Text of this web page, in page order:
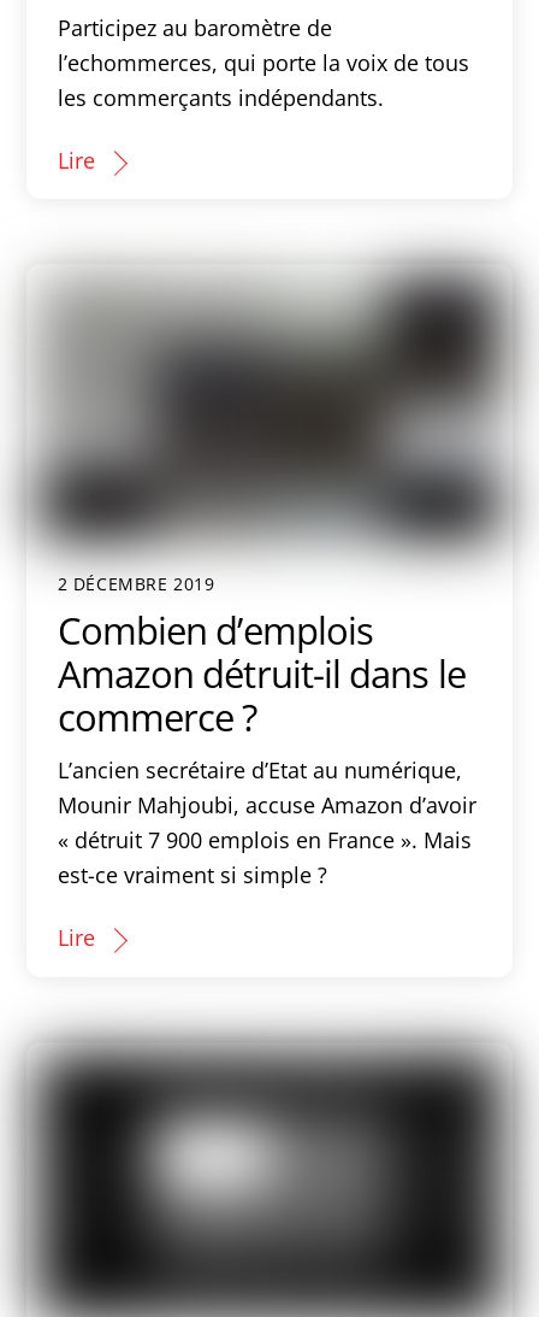
Participez au baromètre de
l’echommerces, qui porte la voix de tous
les commerçants indépendants.
Lire
2 DÉCEMBRE 2019
Combien d’emplois
Amazon détruit-il dans le
commerce ?
L’ancien secrétaire d’Etat au numérique,
Mounir Mahjoubi, accuse Amazon d’avoir
« détruit 7 900 emplois en France ». Mais
est-ce vraiment si simple ?
Lire